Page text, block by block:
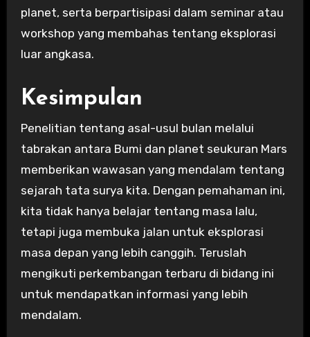
planet, serta berpartisipasi dalam seminar atau
workshop yang membahas tentang eksplorasi
luar angkasa.
Kesimpulan
Penelitian tentang asal-usul bulan melalui
tabrakan antara Bumi dan planet seukuran Mars
memberikan wawasan yang mendalam tentang
sejarah tata surya kita. Dengan pemahaman ini,
kita tidak hanya belajar tentang masa lalu,
tetapi juga membuka jalan untuk eksplorasi
masa depan yang lebih canggih. Teruslah
mengikuti perkembangan terbaru di bidang ini
untuk mendapatkan informasi yang lebih
mendalam.